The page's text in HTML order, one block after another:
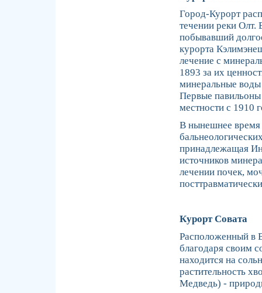
Город-Курорт
течении реки Олт.
побывавший
курорта
лечение с
1893 за их
минеральные
Первые
местности с 1910
В нынешнее время
принадлежащая
источников
лечении почек,
Курорт Совата
Расположенный в
благодаря своим
находится на
растительность
Медведь) -